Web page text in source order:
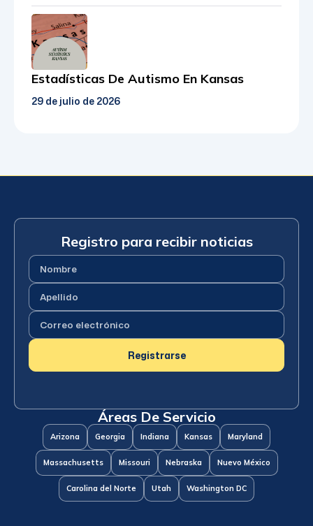
29 de julio de 2026
Estadísticas De Autismo En Kansas
Registro para recibir noticias
Nombre
Apellido
Correo
electrónico(Requerido)
Registrarse
Áreas De Servicio
Arizona Georgia Indiana Kansas Maryland
Massachusetts Missouri Nebraska Nuevo México
Carolina del Norte Utah Washington DC